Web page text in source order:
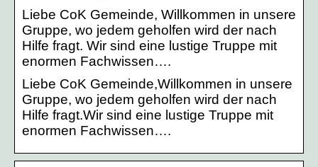
Liebe CoK Gemeinde, Willkommen in unsere
Gruppe, wo jedem geholfen wird der nach
Hilfe fragt. Wir sind eine lustige Truppe mit
enormen Fachwissen….
Liebe CoK Gemeinde,Willkommen in unsere
Gruppe, wo jedem geholfen wird der nach
Hilfe fragt.Wir sind eine lustige Truppe mit
enormen Fachwissen….